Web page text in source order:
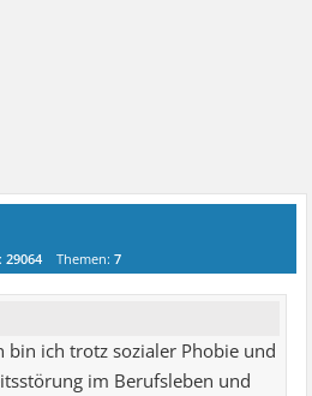
29064 Themen:7
bin ich trotz sozialer Phobie und
im Berufsleben und